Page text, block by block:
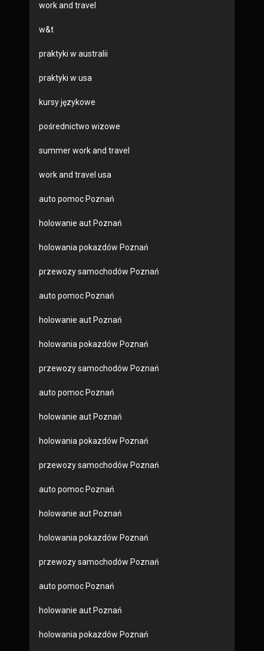
work and travel
w&t
praktyki w australii
praktyki w usa
kursy językowe
pośrednictwo wizowe
summer work and travel
work and travel usa
auto pomoc Poznań
holowanie aut Poznań
holowania pokazdów Poznań
przewozy samochodów Poznań
auto pomoc Poznań
holowanie aut Poznań
holowania pokazdów Poznań
przewozy samochodów Poznań
auto pomoc Poznań
holowanie aut Poznań
holowania pokazdów Poznań
przewozy samochodów Poznań
auto pomoc Poznań
holowanie aut Poznań
holowania pokazdów Poznań
przewozy samochodów Poznań
auto pomoc Poznań
holowanie aut Poznań
holowania pokazdów Poznań